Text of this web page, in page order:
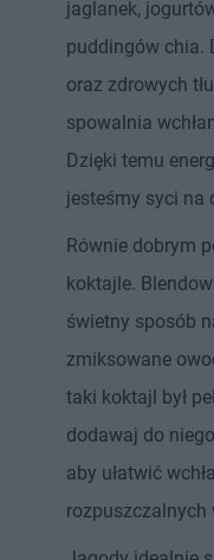
jaglanek,
puddingów chia.
oraz zdrowych
spowalnia
Dzięki temu
jesteśmy syci na
Równie dobrym
koktajle.
świetny sposób
zmiksowane
taki koktajl był
dodawaj do
aby ułatwić
rozpuszczalnych